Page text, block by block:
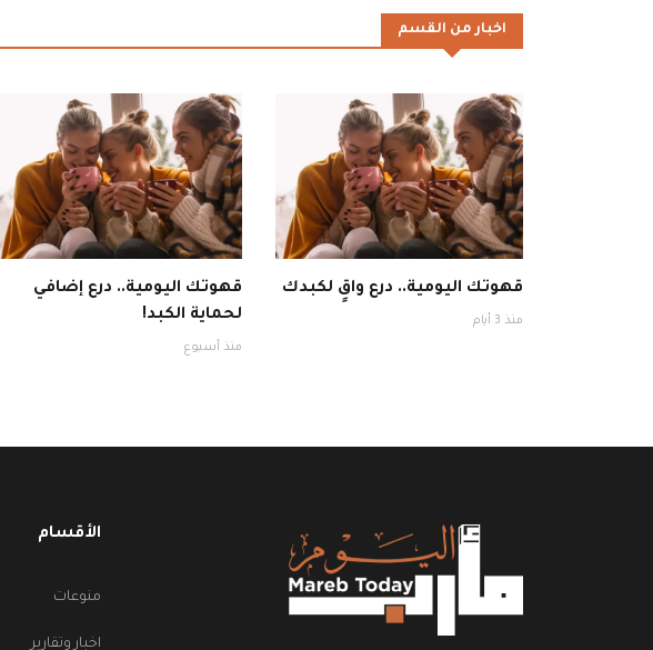
اخبار من القسم
قهوتك اليومية.. درع واقٍ لكبدك
منذ 3 أيام
قهوتك اليومية.. درع إضافي
لحماية الكبد!
منذ أسبوع
الأقسام
منوعات
اخبار وتقارير